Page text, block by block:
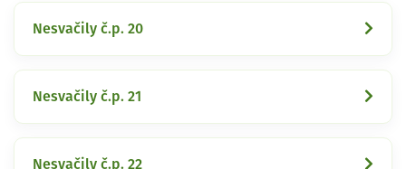
Nesvačily č.p. 20
Nesvačily č.p. 21
Nesvačily č.p. 22